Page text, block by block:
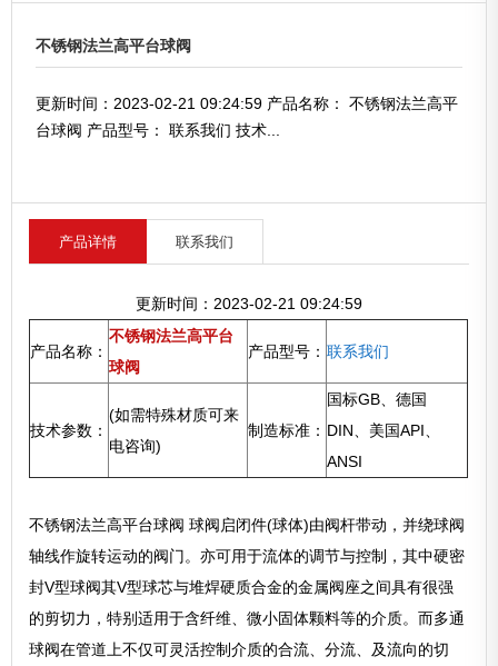
不锈钢法兰高平台球阀
更新时间：2023-02-21 09:24:59 产品名称： 不锈钢法兰高平
台球阀 产品型号： 联系我们 技术...
产品详情 联系我们
更新时间：2023-02-21 09:24:59
产品名称：
不锈钢法兰高平台
球阀
产品型号： 联系我们
技术参数：
(如需特殊材质可来
电咨询)
制造标准：
国标GB、德国
DIN、美国API、
ANSI
不锈钢法兰高平台球阀 球阀启闭件(球体)由阀杆带动，并绕球阀
轴线作旋转运动的阀门。亦可用于流体的调节与控制，其中硬密
封V型球阀其V型球芯与堆焊硬质合金的金属阀座之间具有很强
的剪切力，特别适用于含纤维、微小固体颗料等的介质。而多通
球阀在管道上不仅可灵活控制介质的合流、分流、及流向的切